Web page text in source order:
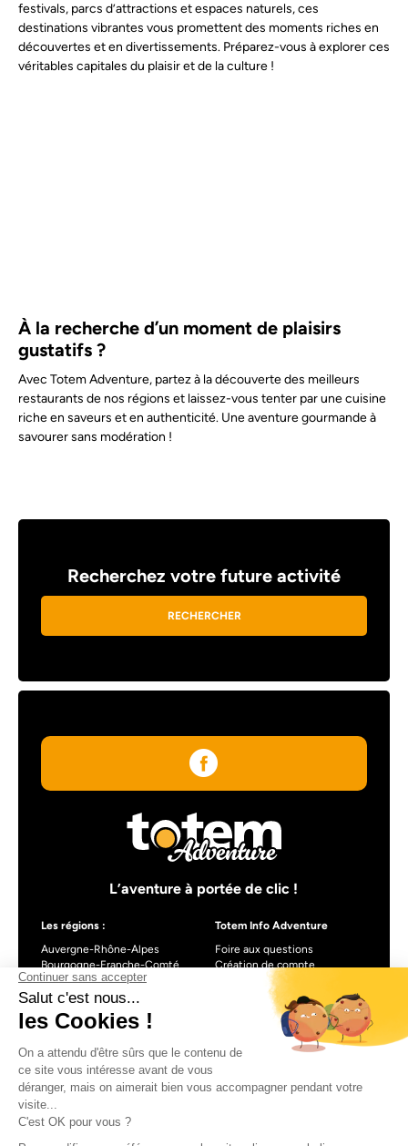
festivals, parcs d’attractions et espaces naturels, ces
destinations vibrantes vous promettent des moments riches en
découvertes et en divertissements. Préparez-vous à explorer ces
véritables capitales du plaisir et de la culture !
À la recherche d’un moment de plaisirs
gustatifs ?
Avec Totem Adventure, partez à la découverte des meilleurs
restaurants de nos régions et laissez-vous tenter par une cuisine
riche en saveurs et en authenticité. Une aventure gourmande à
savourer sans modération !
Recherchez votre future activité
RECHERCHER
L’aventure à portée de clic !
Les régions :
Auvergne-Rhône-Alpes
Bourgogne-Franche-Comté
Centre-Val de Loire
Nouvelle-Aquitaine
Occitanie
Pays de la Loire
Totem Info Adventure
Foire aux questions
Création de compte
À propos de Totem info Adventure
Formulaire de contact